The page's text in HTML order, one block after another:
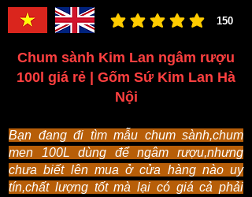
150
đánh giá trung bình là 3 /5,
Chum sành Kim Lan ngâm rượu
100l giá rẻ | Gốm Sứ Kim Lan Hà
Nội
Bạn đang đi tìm mẫu chum sành,chum
men 100L dùng để ngâm rượu,nhưng
chưa biết lên mua ở cửa hàng nào uy
tín,chất lượng tốt mà lại có giá cả phải